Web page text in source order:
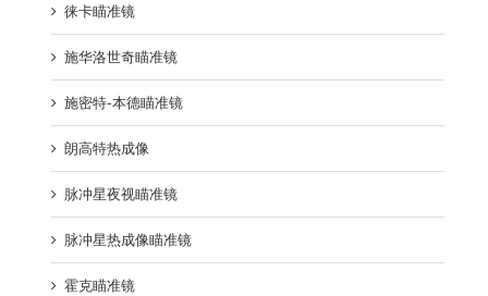
徕卡瞄准镜
施华洛世奇瞄准镜
施密特-本德瞄准镜
朗高特热成像
脉冲星夜视瞄准镜
脉冲星热成像瞄准镜
霍克瞄准镜